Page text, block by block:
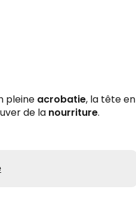
pleine acrobatie, la tête en
de la nourriture.